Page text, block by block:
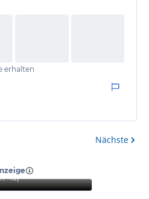
erhalten
Nächste
45)